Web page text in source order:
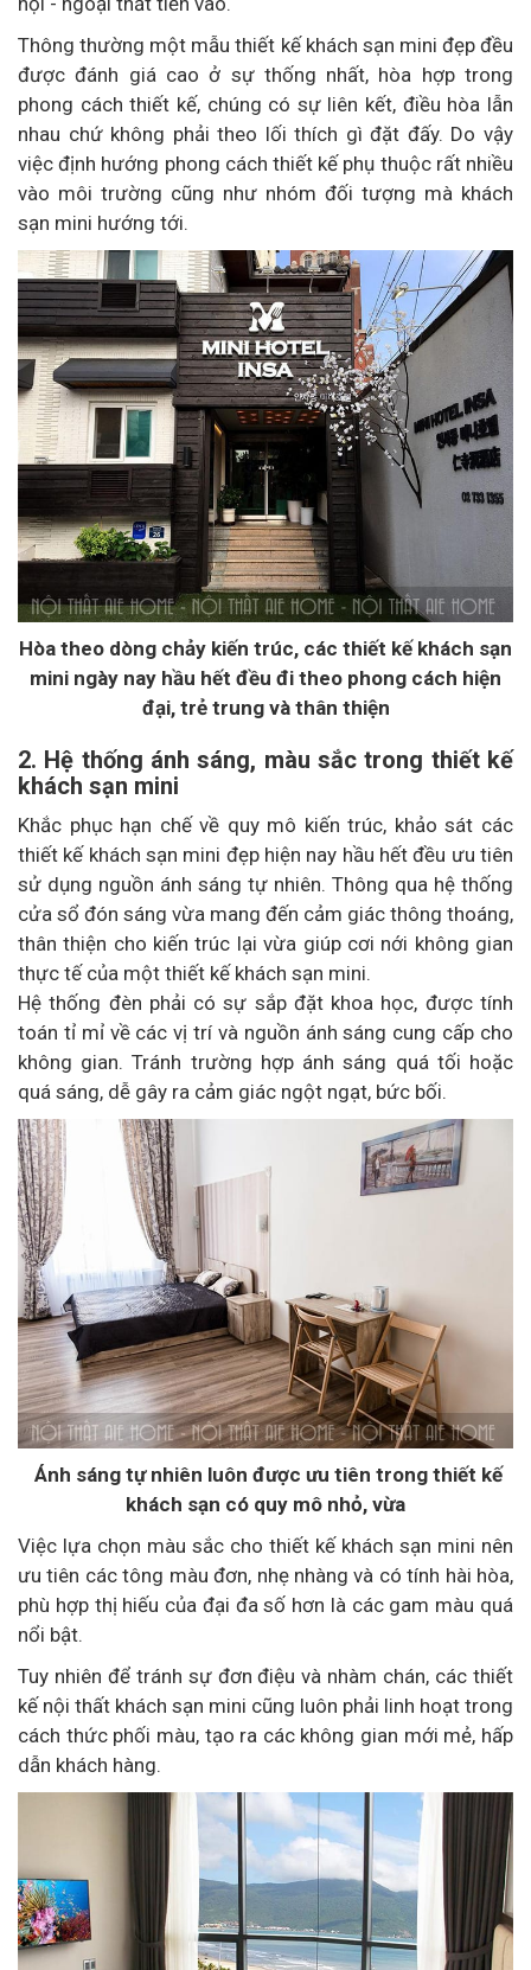
Thông thường một mẫu thiết kế khách sạn mini đẹp đều
được đánh giá cao ở sự thống nhất, hòa hợp trong
phong cách thiết kế, chúng có sự liên kết, điều hòa lẫn
nhau chứ không phải theo lối thích gì đặt đấy. Do vậy
việc định hướng phong cách thiết kế phụ thuộc rất nhiều
vào môi trường cũng như nhóm đối tượng mà khách
sạn mini hướng tới.
Hòa theo dòng chảy kiến trúc, các thiết kế khách sạn
mini ngày nay hầu hết đều đi theo phong cách hiện
đại, trẻ trung và thân thiện
2. Hệ thống ánh sáng, màu sắc trong thiết kế
khách sạn mini
Khắc phục hạn chế về quy mô kiến trúc, khảo sát các
thiết kế khách sạn mini đẹp hiện nay hầu hết đều ưu tiên
sử dụng nguồn ánh sáng tự nhiên. Thông qua hệ thống
cửa sổ đón sáng vừa mang đến cảm giác thông thoáng,
thân thiện cho kiến trúc lại vừa giúp cơi nới không gian
thực tế của một thiết kế khách sạn mini.
Hệ thống đèn phải có sự sắp đặt khoa học, được tính
toán tỉ mỉ về các vị trí và nguồn ánh sáng cung cấp cho
không gian. Tránh trường hợp ánh sáng quá tối hoặc
quá sáng, dễ gây ra cảm giác ngột ngạt, bức bối.
Ánh sáng tự nhiên luôn được ưu tiên trong thiết kế
khách sạn có quy mô nhỏ, vừa
Việc lựa chọn màu sắc cho thiết kế khách sạn mini nên
ưu tiên các tông màu đơn, nhẹ nhàng và có tính hài hòa,
phù hợp thị hiếu của đại đa số hơn là các gam màu quá
nổi bật.
Tuy nhiên để tránh sự đơn điệu và nhàm chán, các thiết
kế nội thất khách sạn mini cũng luôn phải linh hoạt trong
cách thức phối màu, tạo ra các không gian mới mẻ, hấp
dẫn khách hàng.